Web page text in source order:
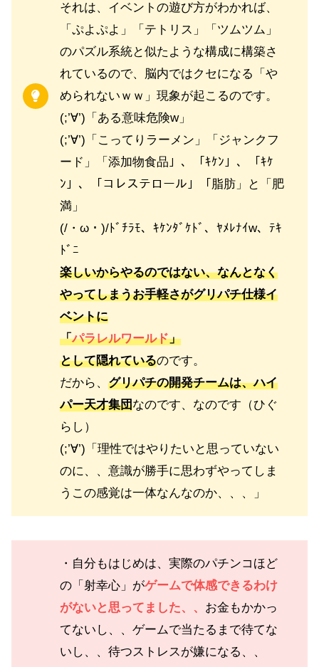
それは、イベントの遊び方がわかれば、
「ぷよぷよ」「テトリス」「ツムツム」
のパズル系統と似たような構成に構築さ
れているので、脳内ではクセになる「や
められないｗｗ」現象が起こるのです。
(;’∀’)「ある意味危険w」
(;’∀’)「こってりラーメン」「ジャンクフ
ード」「添加物食品」、「ｷｹﾝ」、「ｷｹ
ﾝ」、「コレステロール」「脂肪」と「肥
満」
(/・ω・)/ﾄﾞﾁﾗﾓ、ｷｹﾝﾀﾞｹﾄﾞ、ﾔﾒﾚﾅｲw、ﾃｷ
ﾄﾞﾆ
楽しいからやるのではない、なんとなく
やってしまうお手軽さがグリパチ仕様イ
ベントに
「パラレルワールド」
として隠れているのです。
だから、 グリパチの開発チームは、ハイ
パー天才集団なのです、なのです（ひぐ
らし）
(;’∀’)「理性ではやりたいと思っていない
のに、、意識が勝手に思わずやってしま
うこの感覚は一体なんなのか、、、」
・自分もはじめは、実際のパチンコほど
の「射幸心」がゲームで体感できるわけ
がないと思ってました、、 お金もかかっ
てないし、、ゲームで当たるまで待てな
いし、、待つストレスが嫌になる、、